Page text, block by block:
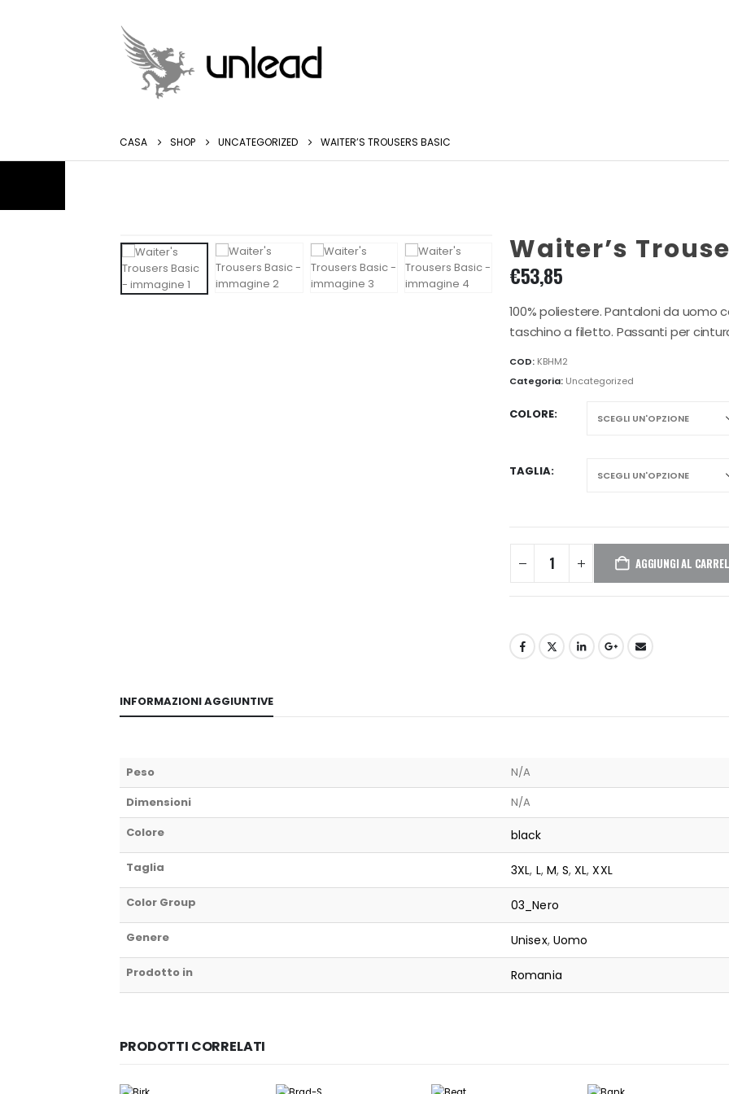
CASA SHOP UNCATEGORIZED WAITER’S TROUSERS BASIC
Waiter’s
€53,85
100% poliestere. Pantaloni da
taschino a filetto. Passanti per
COD: KBHM2
Categoria: Uncategorized
COLORE
TAGLIA
AGGIUNGI AL
INFORMAZIONI AGGIUNTIVE
Peso
N/A
Dimensioni
N/A
Colore
black
Taglia 3XL, L, M, S,XL,XXL
Color Group 03_Nero
Genere Unisex, Uomo
Prodotto in Romania
PRODOTTI CORRELATI